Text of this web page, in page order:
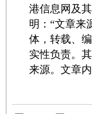
港信息网及
明：“文章来
体，转载、
实性负责。
来源。文章